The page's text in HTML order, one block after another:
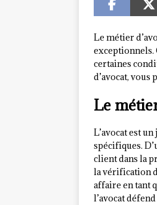
Le métier
exceptionnels.
certaines
d’avocat, vous
Le
L’avocat est
spécifiques.
client dans la
la vérification
affaire en tant
l’avocat